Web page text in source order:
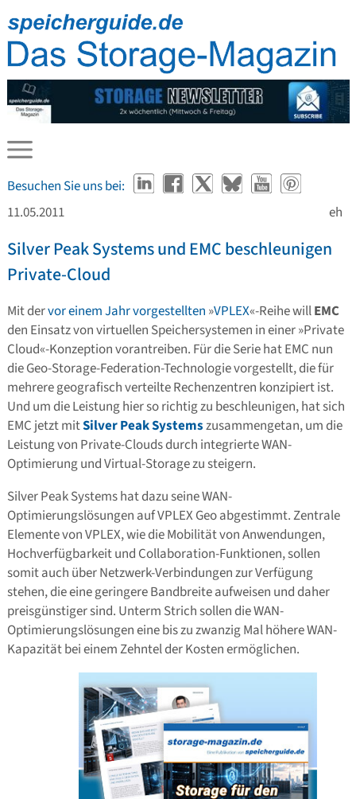
Besuchen Sie uns bei:
11.05.2011
eh
Silver Peak Systems und EMC beschleunigen
Private-Cloud
Mit dervor einem Jahr vorgestellten »VPLEX«-Reihe willEMC
den Einsatz von virtuellen Speichersystemen in einer »Private
Cloud«-Konzeption vorantreiben. Für die Serie hat EMC nun
die Geo-Storage-Federation-Technologie vorgestellt, die für
mehrere geografisch verteilte Rechenzentren konzipiert ist.
Und um die Leistung hier so richtig zu beschleunigen, hat sich
EMC jetzt mitSilver Peak Systemszusammengetan, um die
Leistung von Private-Clouds durch integrierte WAN-
Optimierung und Virtual-Storage zu steigern.
Silver Peak Systems hat dazu seine WAN-
Optimierungslösungen auf VPLEX Geo abgestimmt. Zentrale
Elemente von VPLEX, wie die Mobilität von Anwendungen,
Hochverfügbarkeit und Collaboration-Funktionen, sollen
somit auch über Netzwerk-Verbindungen zur Verfügung
stehen, die eine geringere Bandbreite aufweisen und daher
preisgünstiger sind. Unterm Strich sollen die WAN-
Optimierungslösungen eine bis zu zwanzig Mal höhere WAN-
Kapazität bei einem Zehntel der Kosten ermöglichen.